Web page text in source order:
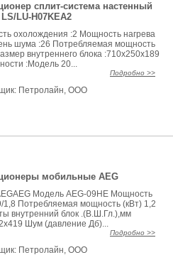
сплит-система настенный
LU-H07KEA2
охолождения :2 Мощность нагрева
шума :26 Потребляемая мощность
внутреннего блока :710x250x189
:Модель 20...
Подробно >>
Петролайн, ООО
мобильные AEG
Модель AEG-09HE Мощность
1,8 Потребляемая мощность (кВт) 1,2
внутренний блок .(В.Ш.Гл.),мм
Шум (давление Дб)...
Подробно >>
Петролайн, ООО